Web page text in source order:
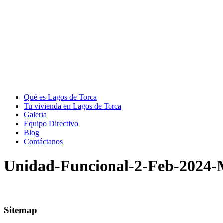
Qué es Lagos de Torca
Tu vivienda en Lagos de Torca
Galería
Equipo Directivo
Blog
Contáctanos
Unidad-Funcional-2-Feb-2024-
Sitemap